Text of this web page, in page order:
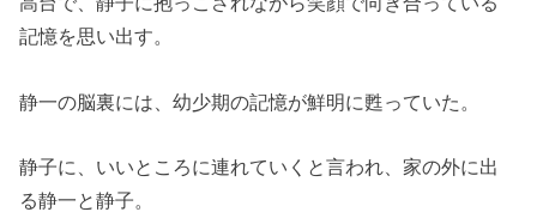
記憶を思い出す。
静一の脳裏には、幼少期の記憶が鮮明に甦っていた。
静子に、いいところに連れていくと言われ、家の外に出
る静一と静子。